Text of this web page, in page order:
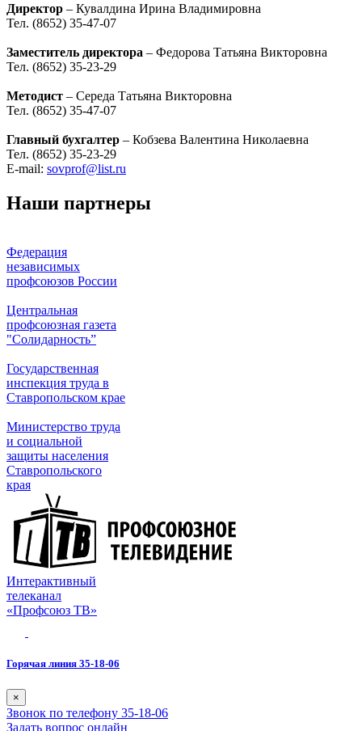
Директор – Кувалдина Ирина Владимировна
Тел. (8652) 35-47-07
Заместитель директора – Федорова Татьяна Викторовна
Тел. (8652) 35-23-29
Методист – Середа Татьяна Викторовна
Тел. (8652) 35-47-07
Главный бухгалтер – Кобзева Валентина Николаевна
Тел. (8652) 35-23-29
Е-mail: sovprof@list.ru
Наши партнеры
Федерация
независимых
профсоюзов России
Центральная
профсоюзная газета
"Солидарность”
Государственная
инспекция труда в
Ставропольском крае
Министерство труда
и социальной
защиты населения
Ставропольского
края
Интерактивный
телеканал
«Профсоюз ТВ»
Горячая линия 35-18-06
×
Звонок по телефону 35-18-06
Задать вопрос онлайн